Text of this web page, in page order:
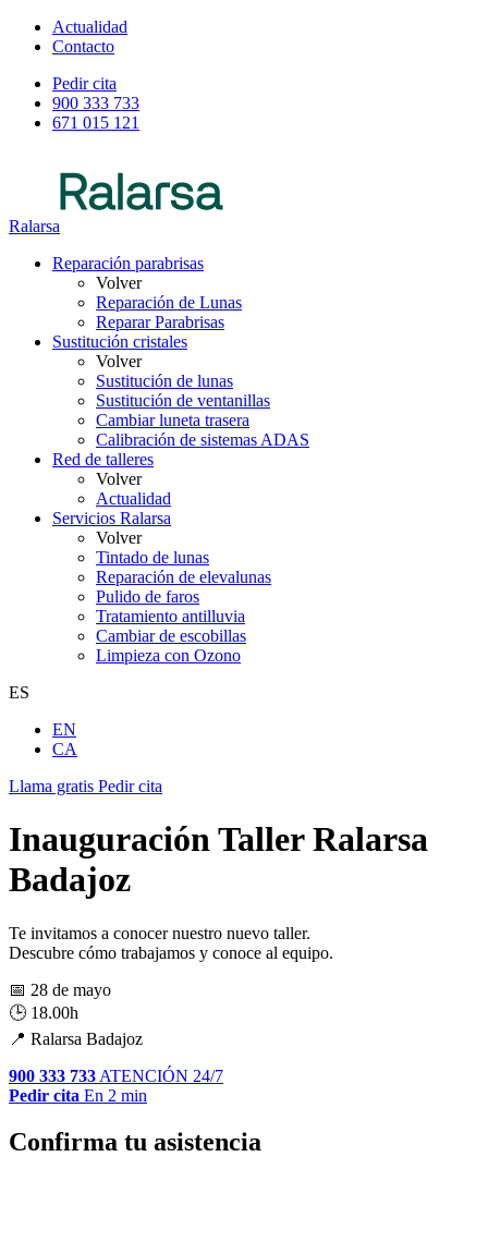
Actualidad
Contacto
Pedir cita
900 333 733
671 015 121
Ralarsa
Reparación parabrisas
Volver
Reparación de Lunas
Reparar Parabrisas
Sustitución cristales
Volver
Sustitución de lunas
Sustitución de ventanillas
Cambiar luneta trasera
Calibración de sistemas ADAS
Red de talleres
Volver
Actualidad
Servicios Ralarsa
Volver
Tintado de lunas
Reparación de elevalunas
Pulido de faros
Tratamiento antilluvia
Cambiar de escobillas
Limpieza con Ozono
ES
EN
CA
Llama gratis Pedir cita
Inauguración Taller Ralarsa
Badajoz
Te invitamos a conocer nuestro nuevo taller.
Descubre cómo trabajamos y conoce al equipo.
📅 28 de mayo
🕒 18.00h
📍 Ralarsa Badajoz
900 333 733 ATENCIÓN 24/7
Pedir cita En 2 min
Confirma tu asistencia